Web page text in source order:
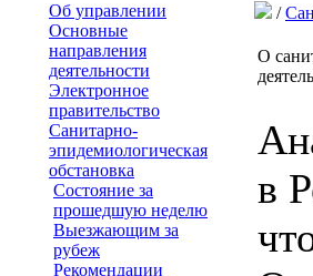
Об управлении
Основные
направления
деятельности
Электронное
правительство
Санитарно-
эпидемиологическая
обстановка
Состояние за
прошедшую неделю
Выезжающим за
рубеж
Рекомендации
/
О
в